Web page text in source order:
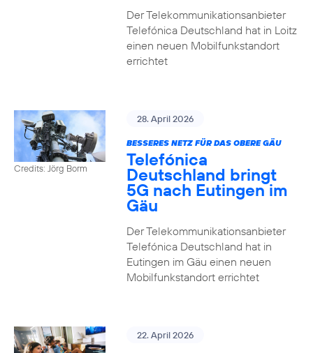
Der Telekommunikationsanbieter
Telefónica Deutschland hat in Loitz
einen neuen Mobilfunkstandort
errichtet
Credits: Jörg Borm
28. April 2026
BESSERES NETZ FÜR DAS OBERE GÄU
Telefónica
Deutschland bringt
5G nach Eutingen im
Gäu
Der Telekommunikationsanbieter
Telefónica Deutschland hat in
Eutingen im Gäu einen neuen
Mobilfunkstandort errichtet
22. April 2026